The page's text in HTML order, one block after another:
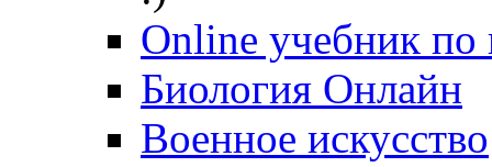
Online учебник по
Биология Онлайн
Военное искусство